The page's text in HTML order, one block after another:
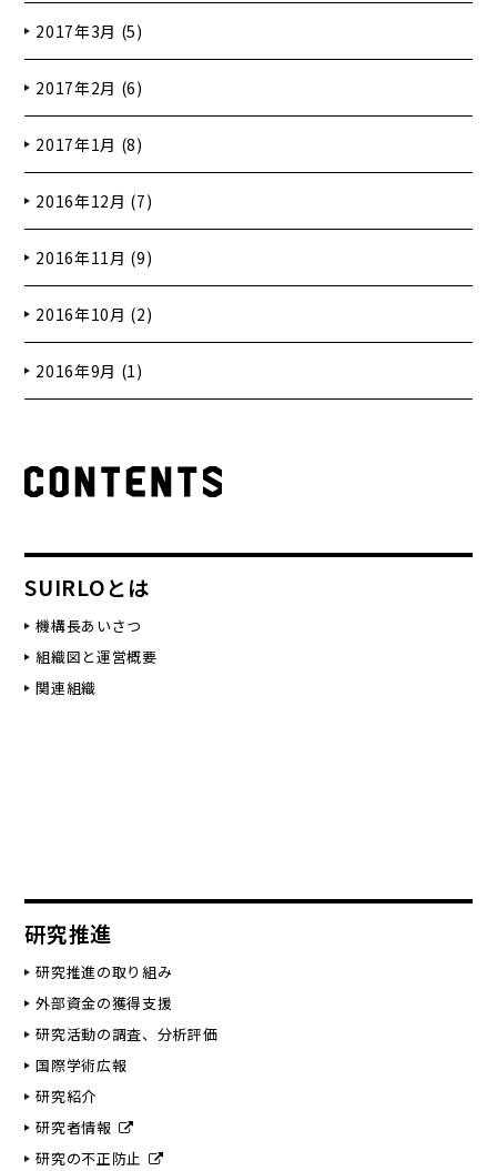
2017年3月 (5)
2017年2月 (6)
2017年1月 (8)
2016年12月 (7)
2016年11月 (9)
2016年10月 (2)
2016年9月 (1)
SUIRLOとは
機構長あいさつ
組織図と運営概要
関連組織
研究推進
研究推進の取り組み
外部資金の獲得支援
研究活動の調査、分析評価
国際学術広報
研究紹介
研究者情報
研究の不正防止